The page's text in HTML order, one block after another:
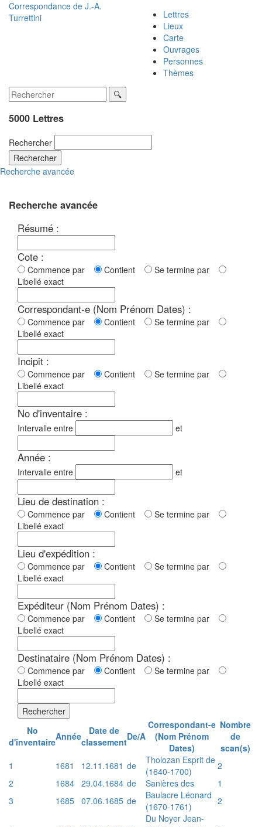
Correspondance de J.-A.
Turrettini
Lettres
Lieux
Carte
Ouvrages
Personnes
Thèmes
5000 Lettres
Rechercher
Rechercher
Recherche avancée
Recherche avancée
Résumé :
Cote :
Commence par Contient
Se termine par
Libellé exact
Correspondant-e (Nom Prénom Dates) :
Commence par Contient
Se termine par
Libellé exact
Incipit :
Commence par Contient
Se termine par
Libellé exact
No d'inventaire :
Intervalle entre et
Année :
Intervalle entre et
Lieu de destination :
Commence par Contient
Se termine par
Libellé exact
Lieu d'expédition :
Commence par Contient
Se termine par
Libellé exact
Expéditeur (Nom Prénom Dates) :
Commence par Contient
Se termine par
Libellé exact
Destinataire (Nom Prénom Dates) :
Commence par Contient
Se termine par
Libellé exact
Rechercher
No
d'inventaireAnnée
Date de
classementDe/A
Correspondant-e
(Nom Prénom
Dates)
Nombre
de
scan(s)
1
1681 12.11.1681 de
Tholozan Esprit de
(1640-1700)
2
2
1684 29.04.1684 de Sanières des
1
3
1685 07.06.1685 de
Baulacre Léonard
(1670-1761)
2
Du Noyer Jean-